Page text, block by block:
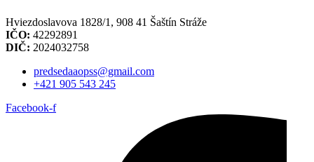
Hviezdoslavova 1828/1, 908 41 Šaštín Stráže
IČO: 42292891
DIČ: 2024032758
predsedaaopss@gmail.com
+421 905 543 245
Facebook-f